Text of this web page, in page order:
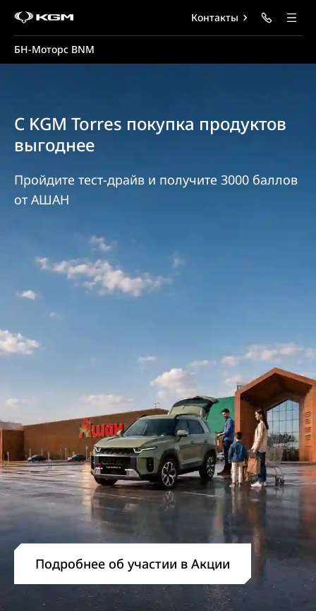
БН-Моторс BNM
Контакты
С KGM Torres покупка продуктов
выгоднее
Пройдите тест-драйв и получите 3000 баллов
от АШАН
Подробнее об участии в Акции